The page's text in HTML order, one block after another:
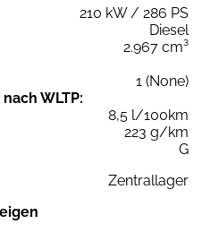
210 kW / 286 PS
Diesel
2.967 cm³
1 (None)
WLTP:
8,5 l/100km
223 g/km
G
Zentrallager